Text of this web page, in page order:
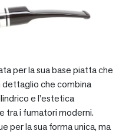
per la sua base piatta che
dettaglio che combina
e l’estetica
tra i fumatori moderni.
per la sua forma unica, ma